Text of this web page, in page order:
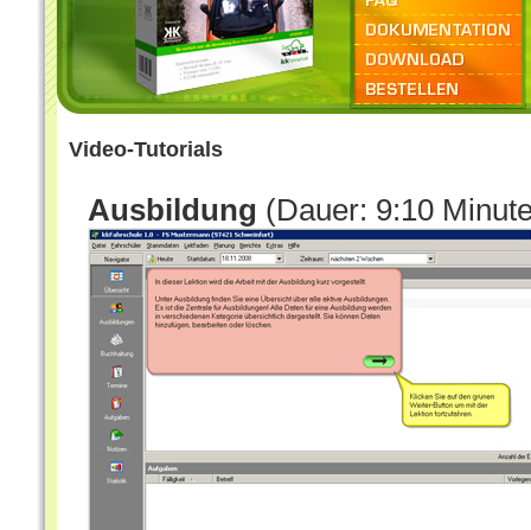
Video-Tutorials
Ausbildung (Dauer: 9:10